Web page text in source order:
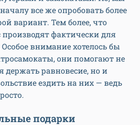
все же опробовать более
вариант. Тем более, что
фактически для
внимание хотелось бы
они помогают не
держать равновесие, но и
ездить на них — ведь
подарки